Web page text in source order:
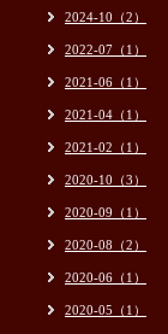
2024-10（2）
2022-07（1）
2021-06（1）
2021-04（1）
2021-02（1）
2020-10（3）
2020-09（1）
2020-08（2）
2020-06（1）
2020-05（1）